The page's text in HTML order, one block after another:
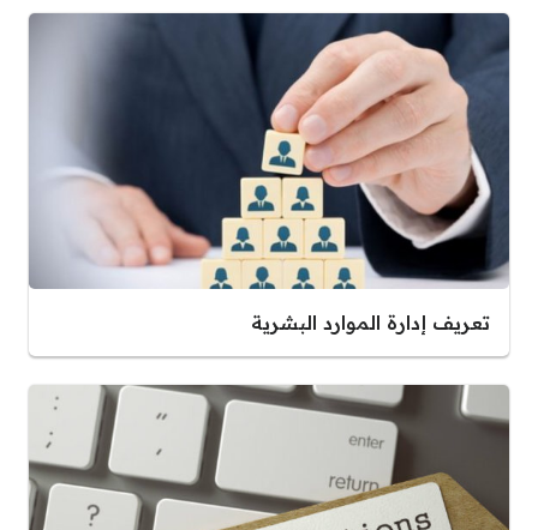
تعريف إدارة الموارد البشرية